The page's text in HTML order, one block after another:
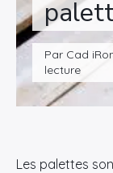
Par Cad
lecture
Les palettes